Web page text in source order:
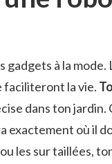
gadgets à la
faciliteront la vie.
dans ton jardin.
exactement où il
les sur taillées,